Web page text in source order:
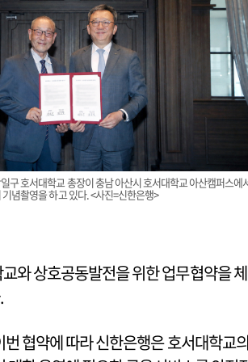
구 호서대학교 총장이 충남 아산시 호서대학교 아산캠퍼스에
념촬영을 하고 있다. <사진=신한은행>
와 상호공동발전을 위한 업무협약을 체
협약에 따라 신한은행은 호서대학교